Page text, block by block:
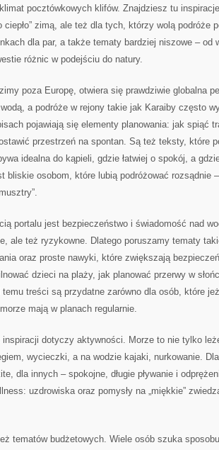
pocztówkowych klifów. Znajdziesz tu
ciepło” zimą, ale też dla tych, którzy wolą podróże
dla par, a także tematy bardziej niszowe – od
różnic w podejściu do natury.
poza Europę, otwiera się prawdziwie globalna
a podróże w rejony takie jak Karaiby często
pojawiają się elementy planowania: jak spiąć
przestrzeń na spontan. Są też teksty, które
idealna do kąpieli, gdzie łatwiej o spokój, a
bliskie osobom, które lubią podróżować rozsądnie
portalu jest bezpieczeństwo i świadomość nad
ale też ryzykowne. Dlatego poruszamy tematy
oraz proste nawyki, które zwiększają
dzieci na plaży, jak planować przerwy w
treści są przydatne zarówno dla osób, które
mają w planach regularnie.
inspiracji dotyczy aktywności. Morze to nie tylko
wycieczki, a na wodzie kajaki, nurkowanie.
dla innych – spokojne, długie pływanie i
uzdrowiska oraz pomysły na „miękkie”
tematów budżetowych. Wiele osób szuka